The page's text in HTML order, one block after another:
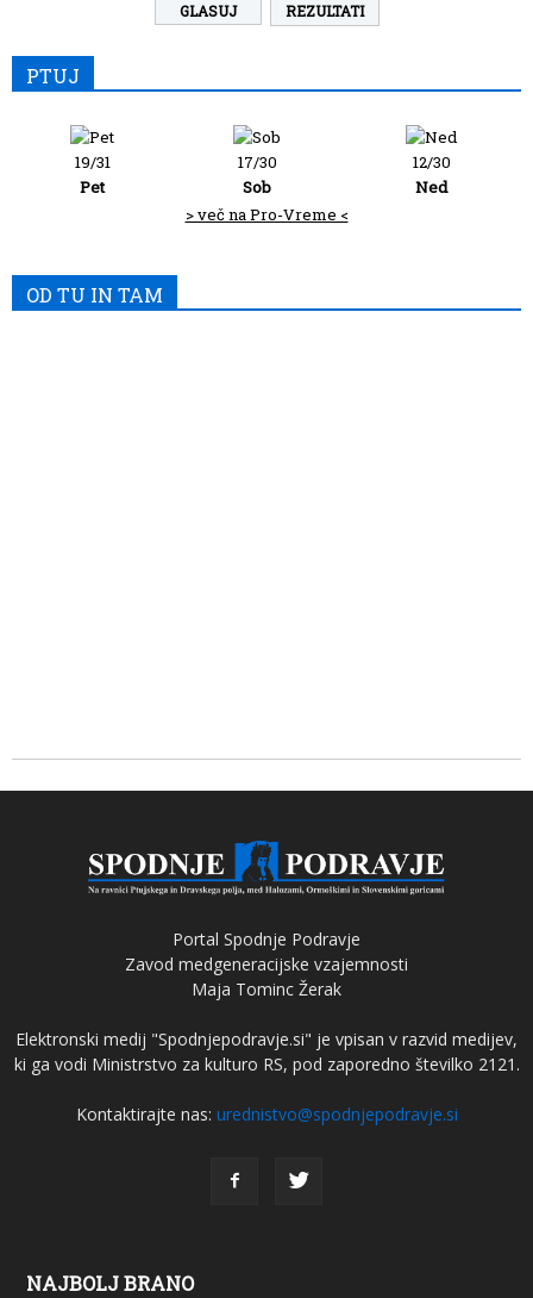
REZULTATI
PTUJ
19/31
Pet
17/30
Sob
12/30
Ned
> več na Pro-Vreme <
OD TU IN TAM
Portal Spodnje Podravje
Zavod medgeneracijske vzajemnosti
Maja Tominc Žerak
Elektronski medij "Spodnjepodravje.si" je vpisan v razvid medijev,
ki ga vodi Ministrstvo za kulturo RS, pod zaporedno številko 2121.
Kontaktirajte nas: urednistvo@spodnjepodravje.si
NAJBOLJ BRANO